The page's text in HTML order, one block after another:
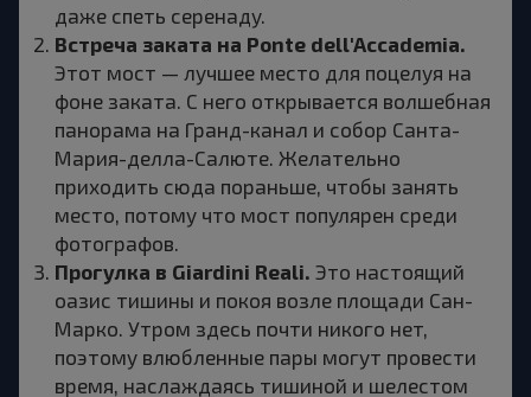
даже спеть серенаду.
Встреча заката на Ponte dell'Accademia.
Этот мост — лучшее место для поцелуя на
фоне заката. С него открывается волшебная
панорама на Гранд-канал и собор Санта-
Мария-делла-Салюте. Желательно
приходить сюда пораньше, чтобы занять
место, потому что мост популярен среди
фотографов.
Прогулка в Giardini Reali. Это настоящий
оазис тишины и покоя возле площади Сан-
Марко. Утром здесь почти никого нет,
поэтому влюбленные пары могут провести
время, наслаждаясь тишиной и шелестом